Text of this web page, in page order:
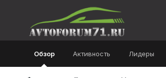
Обзор Активность Лидеры